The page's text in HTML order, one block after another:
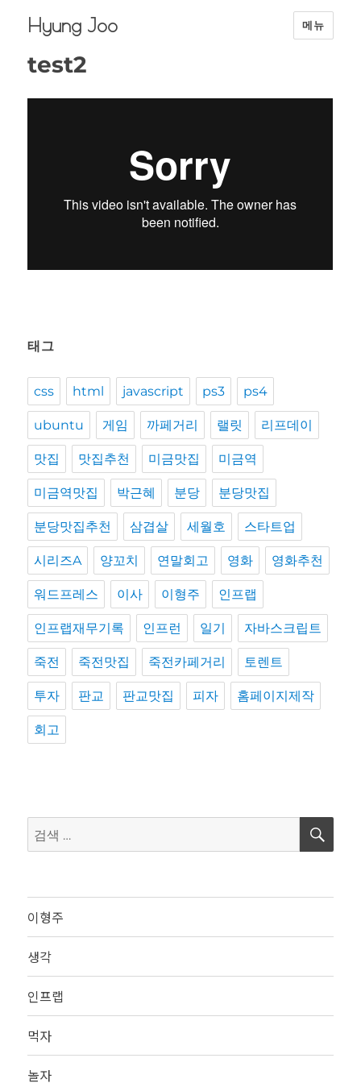
Hyung Joo 메뉴
test2
태그
css html javascript ps3 ps4
ubuntu 게임 까페거리 랠릿 리프데이
맛집 맛집추천 미금맛집 미금역
미금역맛집 박근혜 분당 분당맛집
분당맛집추천 삼겹살 세월호 스타트업
시리즈A 양꼬치 연말회고 영화 영화추천
워드프레스 이사 이형주 인프랩
인프랩재무기록 인프런 일기 자바스크립트
죽전 죽전맛집 죽전카페거리 토렌트
투자 판교 판교맛집 피자 홈페이지제작
회고
검
색:
검
이형주
생각
인프랩
먹자
놀자